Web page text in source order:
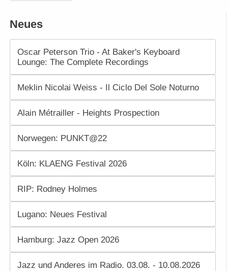
Neues
Oscar Peterson Trio - At Baker's Keyboard
Lounge: The Complete Recordings
Meklin Nicolai Weiss - Il Ciclo Del Sole Noturno
Alain Métrailler - Heights Prospection
Norwegen: PUNKT@22
Köln: KLAENG Festival 2026
RIP: Rodney Holmes
Lugano: Neues Festival
Hamburg: Jazz Open 2026
Jazz und Anderes im Radio. 03.08. - 10.08.2026